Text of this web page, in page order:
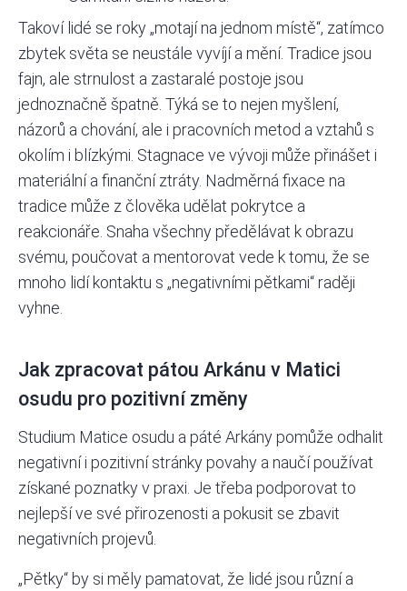
Takoví lidé se roky „motají na jednom místě“, zatímco
zbytek světa se neustále vyvíjí a mění. Tradice jsou
fajn, ale strnulost a zastaralé postoje jsou
jednoznačně špatně. Týká se to nejen myšlení,
názorů a chování, ale i pracovních metod a vztahů s
okolím i blízkými. Stagnace ve vývoji může přinášet i
materiální a finanční ztráty. Nadměrná fixace na
tradice může z člověka udělat pokrytce a
reakcionáře. Snaha všechny předělávat k obrazu
svému, poučovat a mentorovat vede k tomu, že se
mnoho lidí kontaktu s „negativními pětkami“ raději
vyhne.
Jak zpracovat pátou Arkánu v Matici
osudu pro pozitivní změny
Studium Matice osudu a páté Arkány pomůže odhalit
negativní i pozitivní stránky povahy a naučí používat
získané poznatky v praxi. Je třeba podporovat to
nejlepší ve své přirozenosti a pokusit se zbavit
negativních projevů.
„Pětky“ by si měly pamatovat, že lidé jsou různí a